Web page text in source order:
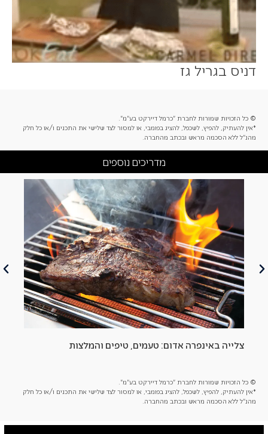
דניס בגריל גז
© כל הזכויות שמורות לחברת "כרמל דיירקט בע"מ".
*אין להעתיק, להפיץ, לשכפל, להציג בפומבי, או למסור לצד שלישי את התכנים ו/או כל חלק
מהנ"ל ללא הסכמה מראש ובכתב מהחברה.
מדריכים נוספים
צלייה באינפרה אדום: טעמים, טיפים והמלצות
© כל הזכויות שמורות לחברת "כרמל דיירקט בע"מ".
*אין להעתיק, להפיץ, לשכפל, להציג בפומבי, או למסור לצד שלישי את התכנים ו/או כל חלק
מהנ"ל ללא הסכמה מראש ובכתב מהחברה.